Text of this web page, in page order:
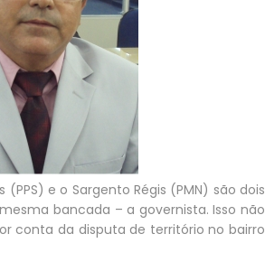
e o Sargento Régis (PMN) são dois
bancada – a governista. Isso não
conta da disputa de território no bairro